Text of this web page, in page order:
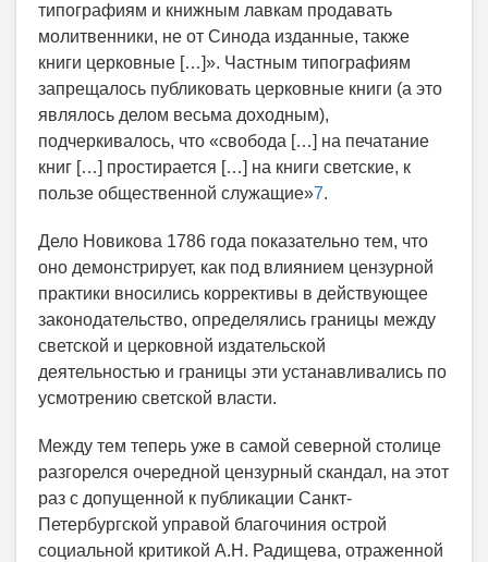
типографиям и книжным лавкам продавать
молитвенники, не от Синода изданные, также
книги церковные […]». Частным типографиям
запрещалось публиковать церковные книги (а это
являлось делом весьма доходным),
подчеркивалось, что «свобода […] на печатание
книг […] простирается […] на книги светские, к
пользе общественной служащие»7.
Дело Новикова 1786 года показательно тем, что
оно демонстрирует, как под влиянием цензурной
практики вносились коррективы в действующее
законодательство, определялись границы между
светской и церковной издательской
деятельностью и границы эти устанавливались по
усмотрению светской власти.
Между тем теперь уже в самой северной столице
разгорелся очередной цензурный скандал, на этот
раз с допущенной к публикации Санкт-
Петербургской управой благочиния острой
социальной критикой А.Н. Радищева, отраженной